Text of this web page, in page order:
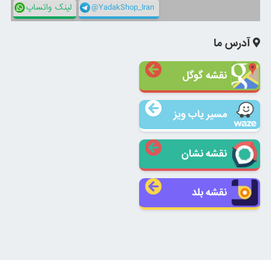
لینک واتساپ @YadakShop_Iran
آدرس ما
نقشه گوگل
مسیر یاب ویز
نقشه نشان
نقشه بلد